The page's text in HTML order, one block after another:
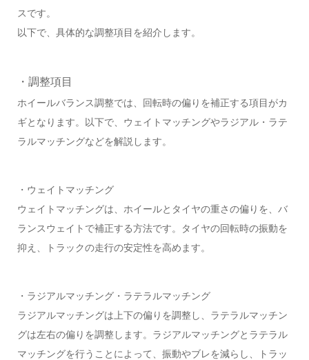
スです。
以下で、具体的な調整項目を紹介します。
・調整項目
ホイールバランス調整では、回転時の偏りを補正する項目がカ
ギとなります。以下で、ウェイトマッチングやラジアル・ラテ
ラルマッチングなどを解説します。
・ウェイトマッチング
ウェイトマッチングは、ホイールとタイヤの重さの偏りを、バ
ランスウェイトで補正する方法です。タイヤの回転時の振動を
抑え、トラックの走行の安定性を高めます。
・ラジアルマッチング・ラテラルマッチング
ラジアルマッチングは上下の偏りを調整し、ラテラルマッチン
グは左右の偏りを調整します。ラジアルマッチングとラテラル
マッチングを行うことによって、振動やブレを減らし、トラッ